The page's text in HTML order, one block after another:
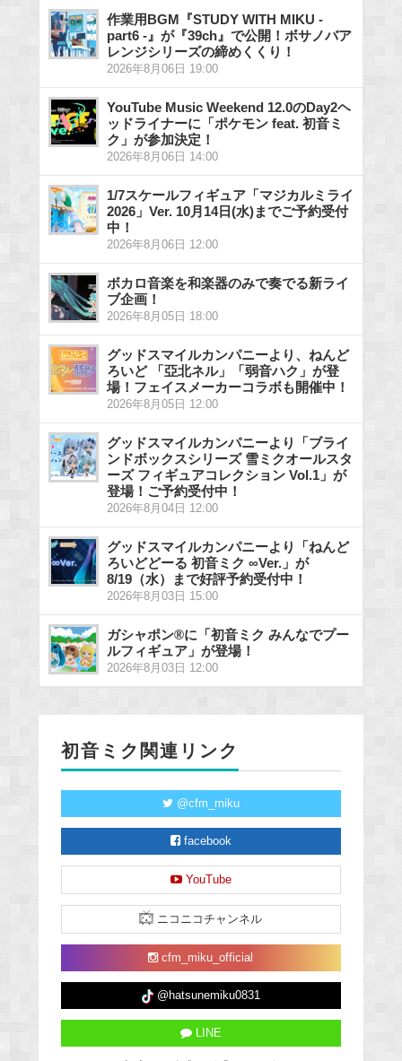
作業用BGM『STUDY WITH MIKU -
part6 -』が『39ch』で公開！ボサノバア
レンジシリーズの締めくくり！
2026年8月06日 19:00
YouTube Music Weekend 12.0のDay2ヘ
ッドライナーに「ポケモン feat. 初音ミ
ク」が参加決定！
2026年8月06日 14:00
1/7スケールフィギュア「マジカルミライ
2026」Ver. 10月14日(水)までご予約受付
中！
2026年8月06日 12:00
ボカロ音楽を和楽器のみで奏でる新ライ
ブ企画！
2026年8月05日 18:00
グッドスマイルカンパニーより、ねんど
ろいど 「亞北ネル」「弱音ハク」が登
場！フェイスメーカーコラボも開催中！
2026年8月05日 12:00
グッドスマイルカンパニーより「ブライ
ンドボックスシリーズ 雪ミクオールスタ
ーズ フィギュアコレクション Vol.1」が
登場！ご予約受付中！
2026年8月04日 12:00
グッドスマイルカンパニーより「ねんど
ろいどどーる 初音ミク ∞Ver.」が
8/19（水）まで好評予約受付中！
2026年8月03日 15:00
ガシャポン®に「初音ミク みんなでプー
ルフィギュア」が登場！
2026年8月03日 12:00
初音ミク関連リンク
@cfm_miku
facebook
YouTube
ニコニコチャンネル
cfm_miku_official
@hatsunemiku0831
LINE